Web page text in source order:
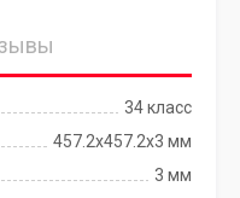
34 класс
457.2x457.2х3 мм
3 мм